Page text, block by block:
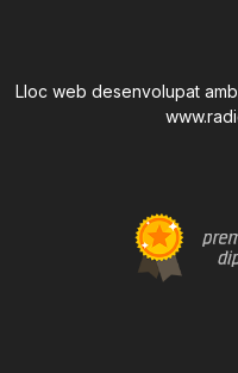
Lloc web desenvolupat